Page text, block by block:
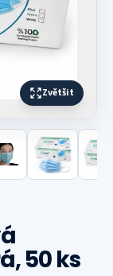
Zvětšit
50 ks